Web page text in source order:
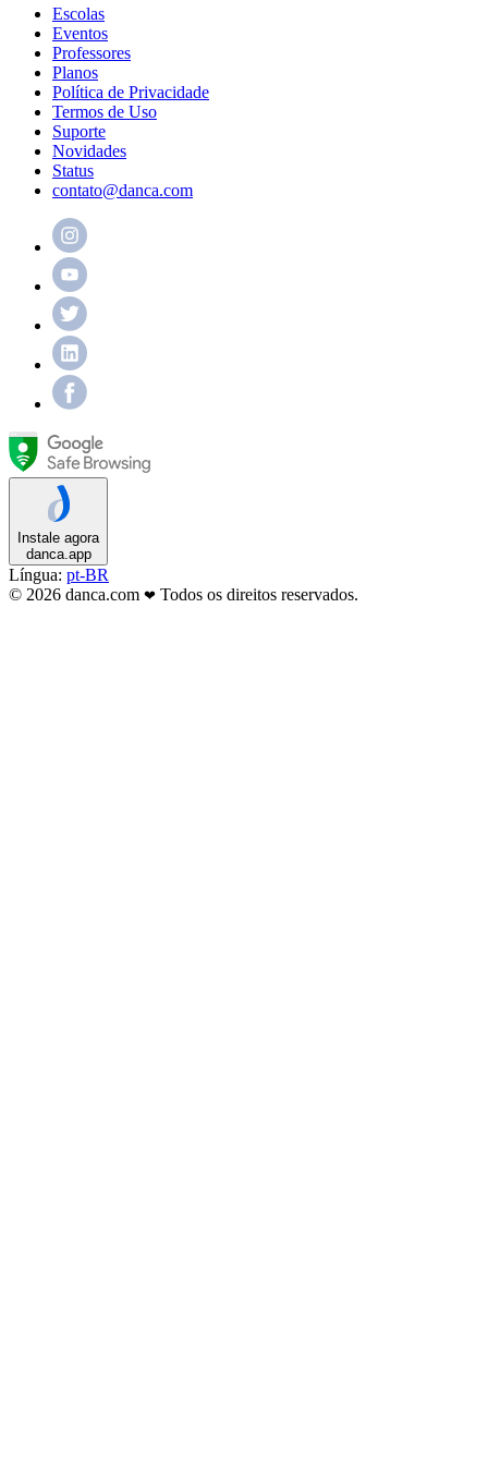
Escolas
Eventos
Professores
Planos
Política de Privacidade
Termos de Uso
Suporte
Novidades
Status
contato@danca.com
Instale agora
danca.app
Língua: pt-BR
© 2026 danca.com ❤ Todos os direitos reservados.